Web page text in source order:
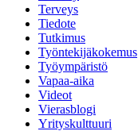
Terveys
Tiedote
Tutkimus
Työntekijäkokemus
Työympäristö
Vapaa-aika
Videot
Vierasblogi
Yrityskulttuuri